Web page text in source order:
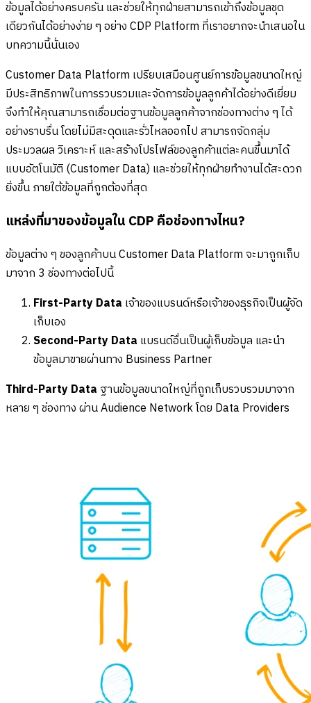
ข้อมูลได้อย่างครบครัน และช่วยให้ทุกฝ่ายสามารถเข้าถึงข้อมูลชุด
เดียวกันได้อย่างง่าย ๆ อย่าง CDP Platform ที่เราอยากจะนำเสนอใน
บทความนี้นั่นเอง
Customer Data Platform เปรียบเสมือนศูนย์การข้อมูลขนาดใหญ่
มีประสิทธิภาพในการรวบรวมและจัดการข้อมูลลูกค้าได้อย่างดีเยี่ยม
จึงทำให้คุณสามารถเชื่อมต่อฐานข้อมูลลูกค้าจากช่องทางต่าง ๆ ได้
อย่างราบรื่น โดยไม่มีสะดุดและรั่วไหลออกไป สามารถจัดกลุ่ม
ประมวลผล วิเคราะห์ และสร้างโปรไฟล์ของลูกค้าแต่ละคนขึ้นมาได้
แบบอัตโนมัติ (Customer Data) และช่วยให้ทุกฝ่ายทำงานได้สะดวก
ยิ่งขึ้น ภายใต้ข้อมูลที่ถูกต้องที่สุด
แหล่งที่มาของข้อมูลใน CDP คือช่องทางไหน?
ข้อมูลต่าง ๆ ของลูกค้าบน Customer Data Platform จะมาถูกเก็บ
มาจาก 3 ช่องทางต่อไปนี้
First-Party Data เจ้าของแบรนด์หรือเจ้าของธุรกิจเป็นผู้จัด
เก็บเอง
Second-Party Data แบรนด์อื่นเป็นผู้เก็บข้อมูล และนำ
ข้อมูลมาขายผ่านทาง Business Partner
Third-Party Data ฐานข้อมูลขนาดใหญ่ที่ถูกเก็บรวบรวมมาจาก
หลาย ๆ ช่องทาง ผ่าน Audience Network โดย Data Providers